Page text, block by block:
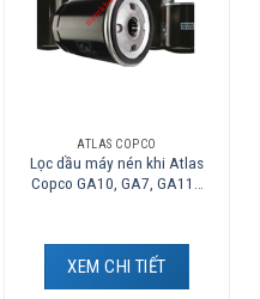
ATLAS COPCO
Lọc dầu máy nén khi Atlas
Copco GA10, GA7, GA11…
XEM CHI TIẾT